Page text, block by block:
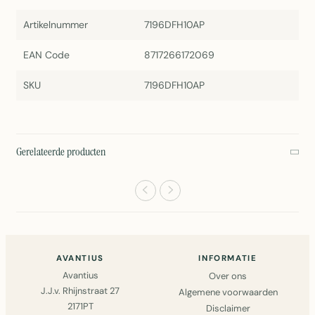
Artikelnummer 7196DFH10AP
EAN Code 8717266172069
SKU 7196DFH10AP
Gerelateerde producten
AVANTIUS
Avantius
J.J.v. Rhijnstraat 27
2171PT
INFORMATIE
Over ons
Algemene voorwaarden
Disclaimer